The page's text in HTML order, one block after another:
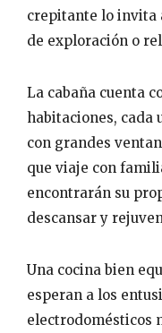
crepitante lo invita
de exploración o
La cabaña cuenta
habitaciones, cada
con grandes
que viaje con
encontrarán su
descansar y
Una cocina bien
esperan a los
electrodomésticos